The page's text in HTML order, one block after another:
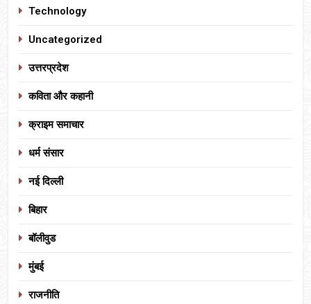
Technology
Uncategorized
उत्तरप्रदेश
कविता और कहानी
क्राइम समाचार
धर्म संसार
नई दिल्ली
बिहार
बॉलीवुड
मुंबई
राजनीति